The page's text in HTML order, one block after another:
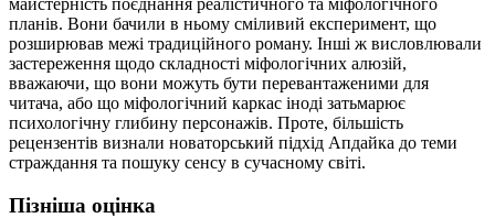
майстерність поєднання реалістичного та міфологічного
планів. Вони бачили в ньому сміливий експеримент, що
розширював межі традиційного роману. Інші ж висловлювали
застереження щодо складності міфологічних алюзій,
вважаючи, що вони можуть бути перевантаженими для
читача, або що міфологічний каркас іноді затьмарює
психологічну глибину персонажів. Проте, більшість
рецензентів визнали новаторський підхід Апдайка до теми
страждання та пошуку сенсу в сучасному світі.
Пізніша оцінка